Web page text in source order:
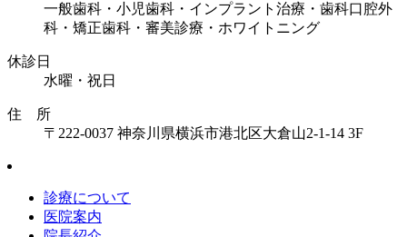
一般歯科・小児歯科・インプラント治療・歯科口腔外
科・矯正歯科・審美診療・ホワイトニング
休診日
水曜・祝日
住 所
〒222-0037 神奈川県横浜市港北区大倉山2-1-14 3F
診療について
医院案内